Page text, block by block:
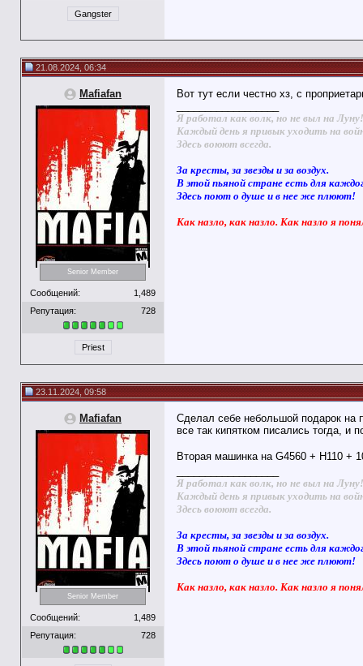
Gangster
21.08.2024, 06:34
Mafiafan
Senior Member
Сообщений:
1,489
Репутация:
728
Priest
Вот тут если честно хз, с
Я работал как волк, но не выл на Луну!
Каждый день я привык уходить на
Здесь воюют всегда.
За кресты, за звезды и за воздух.
В этой пьяной стране есть для
Здесь поют о душе и в нее же плюют!
Как назло, как назло. Как назло я
23.11.2024, 09:58
Mafiafan
Senior Member
Сообщений:
1,489
Репутация:
728
Сделал себе небольшой подарок на
все так кипятком писались тогда, и
Вторая машинка на G4560 + H110 +
Я работал как волк, но не выл на Луну!
Каждый день я привык уходить на
Здесь воюют всегда.
За кресты, за звезды и за воздух.
В этой пьяной стране есть для
Здесь поют о душе и в нее же плюют!
Как назло, как назло. Как назло я